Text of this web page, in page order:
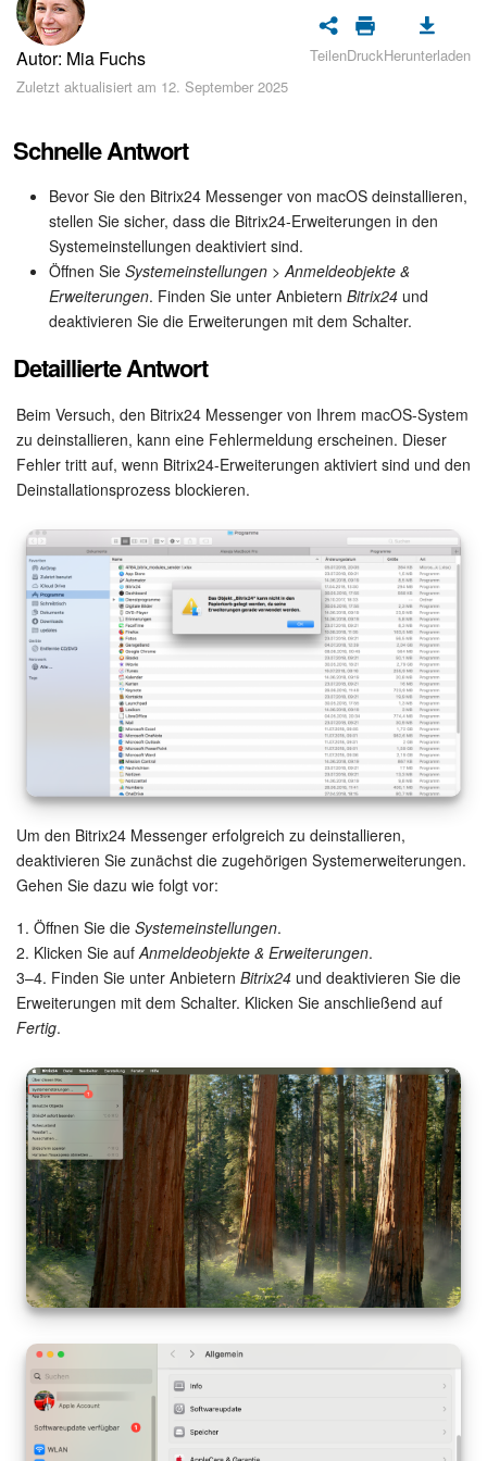
Sicherheit
Womit fangen Sie an?
Aufgaben und Projekte
Messenger
Collabs
Projektgruppen
Kalender
Drive
Webmail
CRM
Buchung
KI in Bitrix24
Elektronische Unterschrift für HR
Elektronische Unterschrift
Bestandsverwaltung
Mitarbeiter-Widget
Vertriebsstelle
CRM-Analytik
BI-Builder
Automatisierung
Workflows
Mitarbeiter
Onlineshop
Autor: Mia Fuchs
Zuletzt aktualisiert am 12. September 2025
TeilenDruckHerunterladen
Schnelle Antwort
Bevor Sie den Bitrix24 Messenger von macOS deinstallieren,
stellen Sie sicher, dass die Bitrix24-Erweiterungen in den
Systemeinstellungen deaktiviert sind.
Öffnen Sie Systemeinstellungen > Anmeldeobjekte &
Erweiterungen. Finden Sie unter Anbietern Bitrix24 und
deaktivieren Sie die Erweiterungen mit dem Schalter.
Detaillierte Antwort
Beim Versuch, den Bitrix24 Messenger von Ihrem macOS-System
zu deinstallieren, kann eine Fehlermeldung erscheinen. Dieser
Fehler tritt auf, wenn Bitrix24-Erweiterungen aktiviert sind und den
Deinstallationsprozess blockieren.
Um den Bitrix24 Messenger erfolgreich zu deinstallieren,
deaktivieren Sie zunächst die zugehörigen Systemerweiterungen.
Gehen Sie dazu wie folgt vor:
1. Öffnen Sie die Systemeinstellungen.
2. Klicken Sie aufAnmeldeobjekte & Erweiterungen.
3–4. Finden Sie unter Anbietern Bitrix24 und deaktivieren Sie die
Erweiterungen mit dem Schalter. Klicken Sie anschließend auf
Fertig.